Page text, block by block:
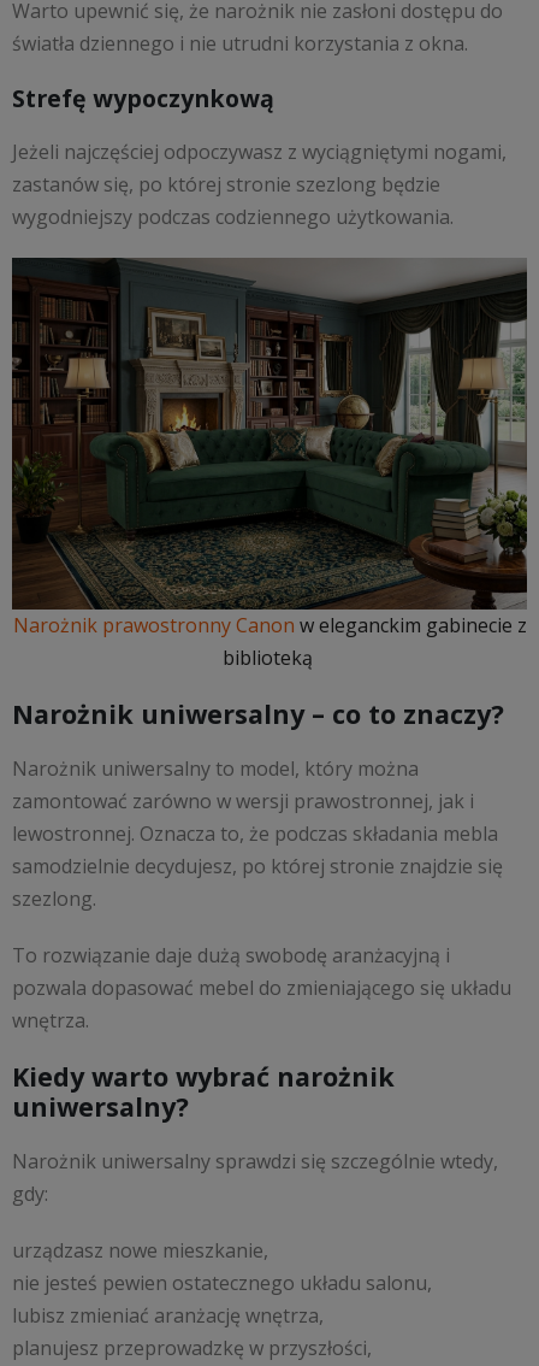
Warto upewnić się, że narożnik nie zasłoni dostępu do
światła dziennego i nie utrudni korzystania z okna.
Strefę wypoczynkową
Jeżeli najczęściej odpoczywasz z wyciągniętymi nogami,
zastanów się, po której stronie szezlong będzie
wygodniejszy podczas codziennego użytkowania.
Narożnik prawostronny Canon w eleganckim gabinecie z
biblioteką
Narożnik uniwersalny – co to znaczy?
Narożnik uniwersalny to model, który można
zamontować zarówno w wersji prawostronnej, jak i
lewostronnej. Oznacza to, że podczas składania mebla
samodzielnie decydujesz, po której stronie znajdzie się
szezlong.
To rozwiązanie daje dużą swobodę aranżacyjną i
pozwala dopasować mebel do zmieniającego się układu
wnętrza.
Kiedy warto wybrać narożnik
uniwersalny?
Narożnik uniwersalny sprawdzi się szczególnie wtedy,
gdy:
urządzasz nowe mieszkanie,
nie jesteś pewien ostatecznego układu salonu,
lubisz zmieniać aranżację wnętrza,
planujesz przeprowadzkę w przyszłości,